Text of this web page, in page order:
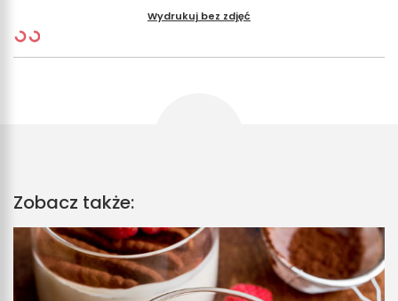
Wydrukuj bez zdjęć
Zobacz także: